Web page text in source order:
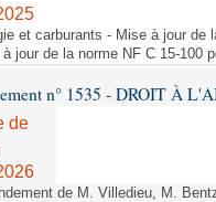
et carburants - Mise à jour de
à jour de la norme NF C 15-100
n° 1535 - DROIT À
de
de M. Villedieu, M.